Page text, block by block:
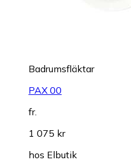
Badrumsfläktar
PAX 00
fr.
1 075 kr
hos Elbutik